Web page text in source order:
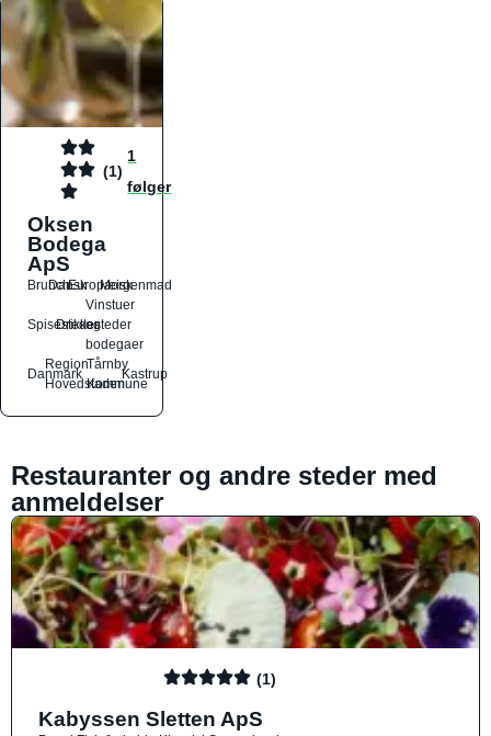
(1)
1
følger
Oksen
Bodega
ApS
Brunch
DanskEuropæiskMorgenmad
Spisesteder
Drikkesteder
Vinstuer
og
bodegaer
Danmark
Region
Hovedstaden
Tårnby
Kommune
Kastrup
Restauranter og andre steder med
anmeldelser
(1)
Kabyssen Sletten ApS